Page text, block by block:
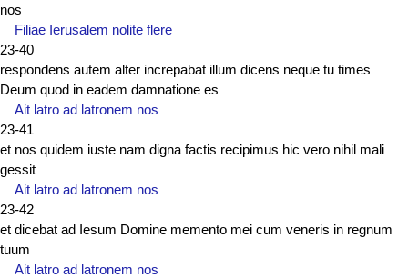
nos
Filiae Ierusalem nolite flere
23-40
respondens autem alter increpabat illum dicens neque tu times
Deum quod in eadem damnatione es
Ait latro ad latronem nos
23-41
et nos quidem iuste nam digna factis recipimus hic vero nihil mali
gessit
Ait latro ad latronem nos
23-42
et dicebat ad Iesum Domine memento mei cum veneris in regnum
tuum
Ait latro ad latronem nos